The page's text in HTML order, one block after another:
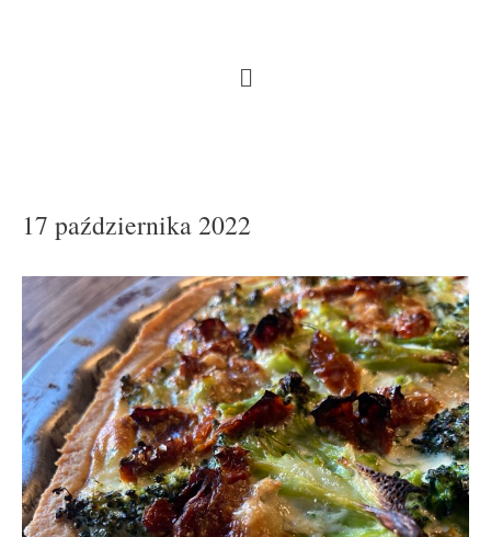
Menu
17 października 2022